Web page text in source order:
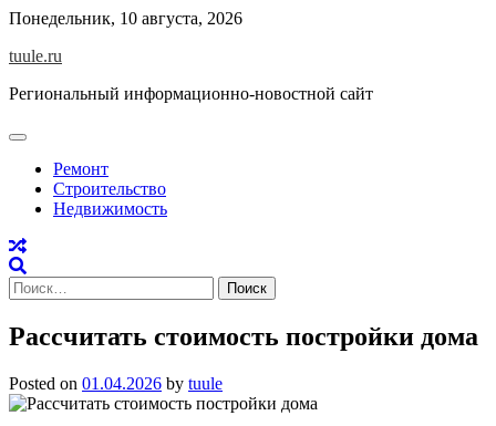
Skip
content
Понедельник, 10 августа, 2026
tuule.ru
Региональный информационно-новостной сайт
Ремонт
Строительство
Недвижимость
Найти:
Рассчитать стоимость постройки дома
Posted on 01.04.2026 by tuule